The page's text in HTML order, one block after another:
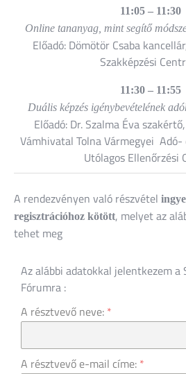
11:05 – 11:30
Online tananyag, mint segítő
Előadó: Dömötör Csaba
Szakképzési
11:30 – 11:55
Duális képzés igénybevételének
Előadó: Dr. Szalma Éva
Vámhivatal Tolna Vármegyei Adó-
Utólagos Ellenőrzési
A rendezvényen való részvétel
regisztrációhoz kötött, melyet az
tehet meg
Az alábbi adatokkal jelentkezem a
Fórumra :
A résztvevő neve: *
A résztvevő e-mail címe: *